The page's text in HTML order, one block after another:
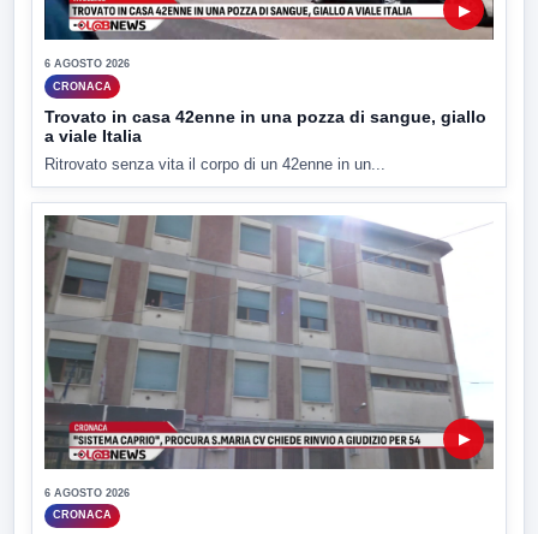
▶
6 AGOSTO 2026
CRONACA
Trovato in casa 42enne in una pozza di sangue, giallo
a viale Italia
Ritrovato senza vita il corpo di un 42enne in un...
▶
6 AGOSTO 2026
CRONACA